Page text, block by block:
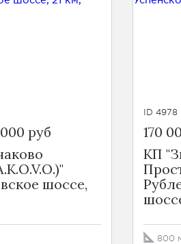
руб
шоссе,
ID 4978
170
КП
800